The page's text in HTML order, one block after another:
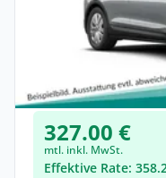
Privat & Gewerbe
Skoda Elroq
Neuwagen
327.00 €
mtl. inkl. MwSt.
Effektive Rate: